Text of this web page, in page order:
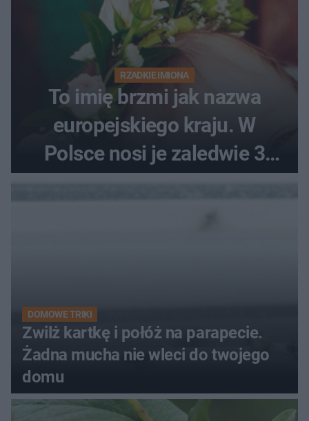
RZADKIE IMIONA
To imię brzmi jak nazwa
europejskiego kraju. W
Polsce nosi je zaledwie 3
kobiety
DOMOWE TRIKI
Zwilż kartkę i połóż na parapecie.
Żadna mucha nie wleci do twojego
domu